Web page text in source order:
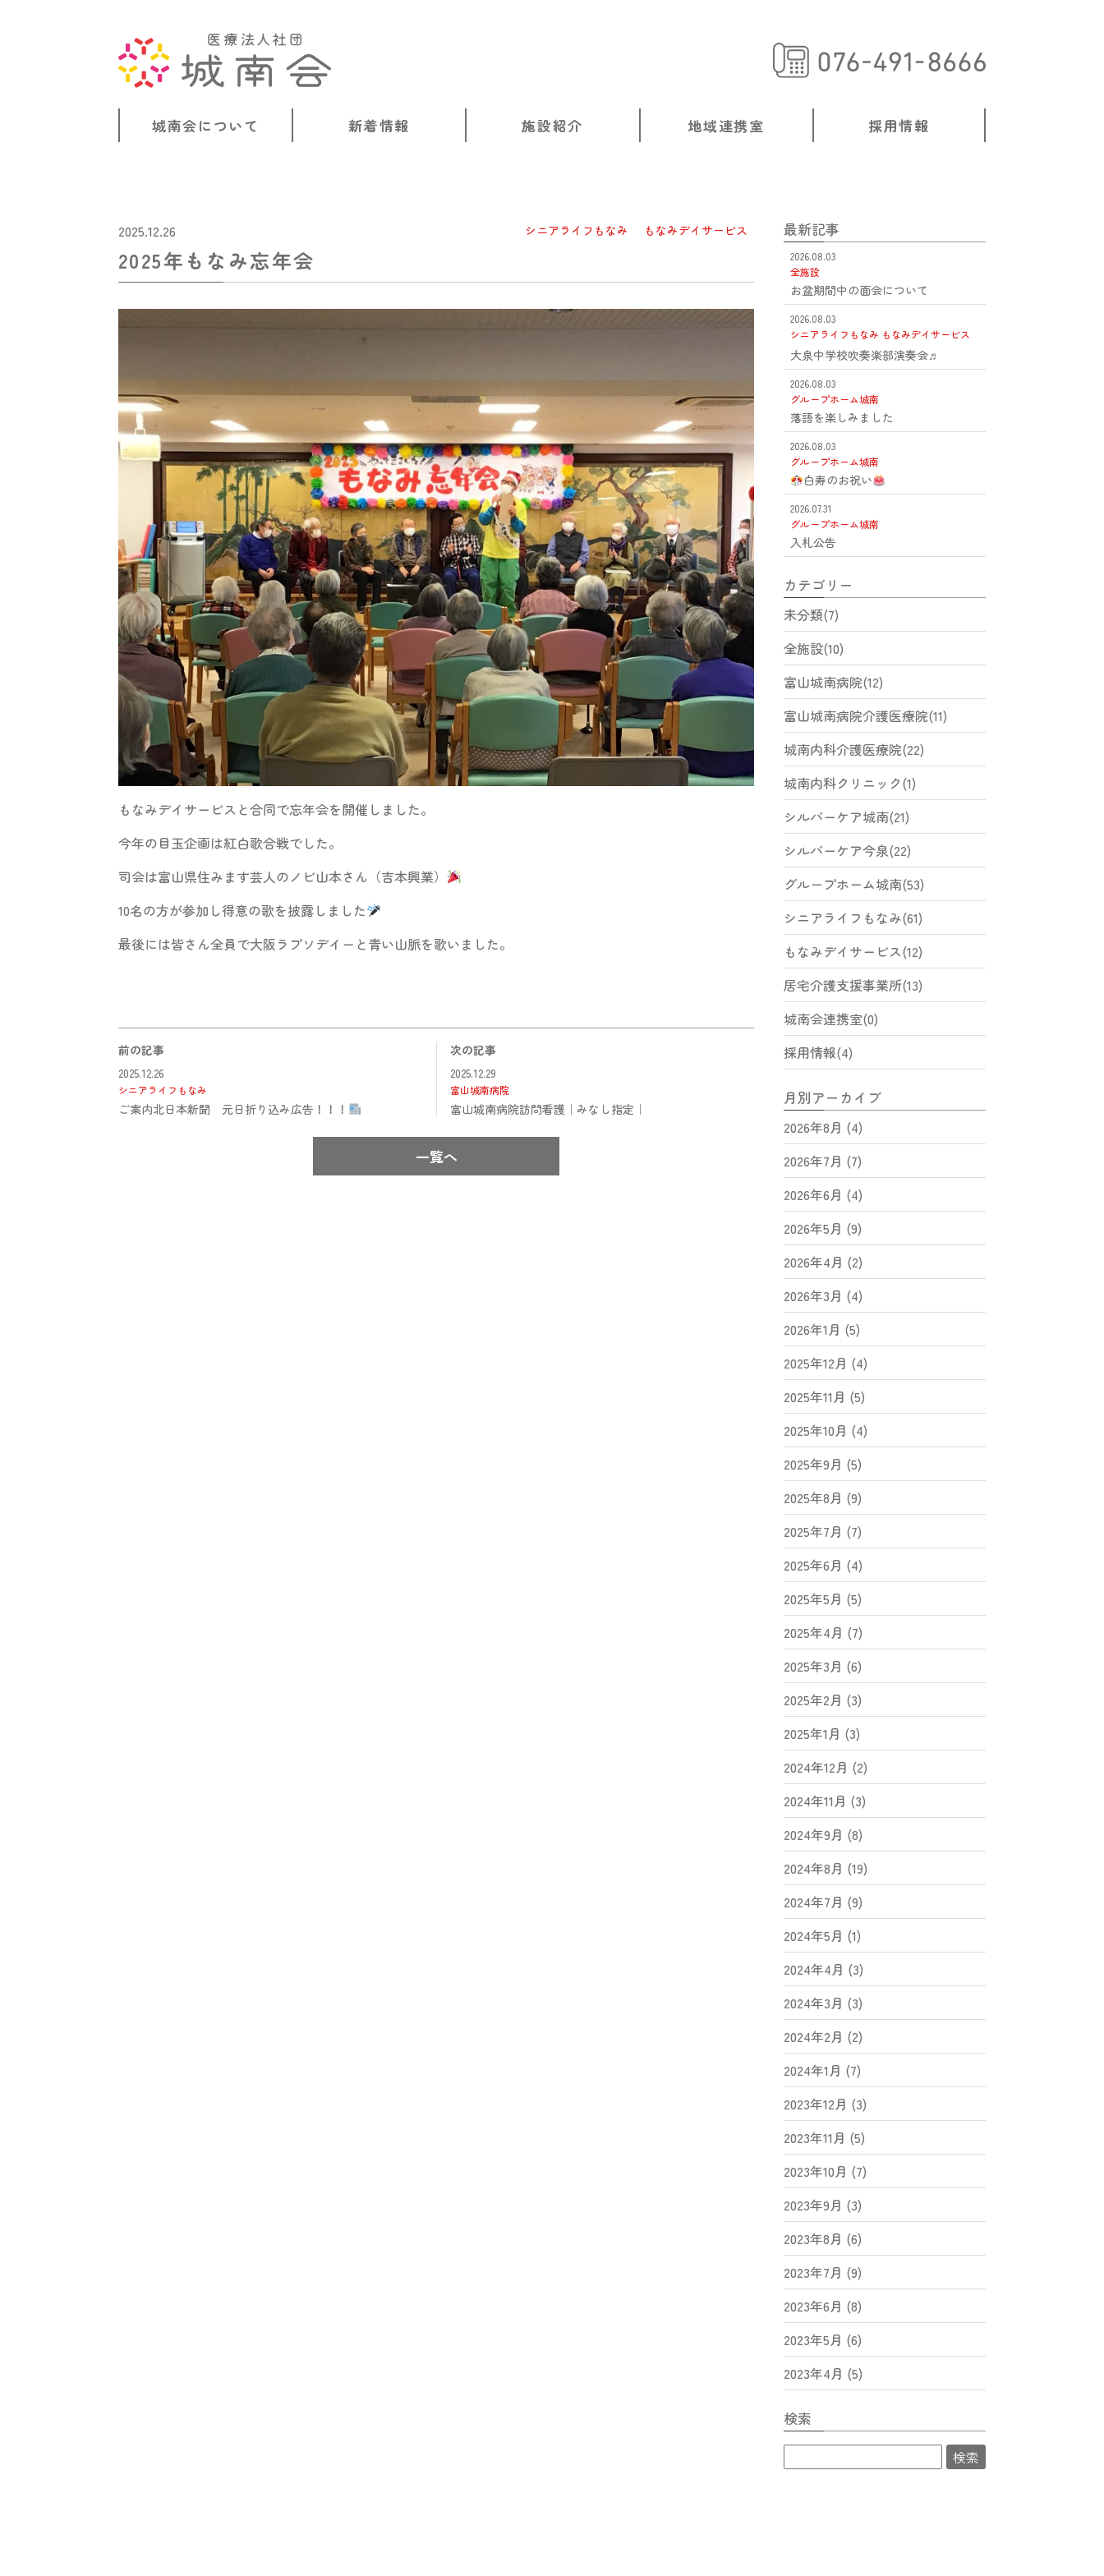
城南会について 新着情報 施設紹介 地域連携室 採用情報
2025.12.26 シニアライフもなみ もなみデイサービス
2025年もなみ忘年会
もなみデイサービスと合同で忘年会を開催しました。
今年の目玉企画は紅白歌合戦でした。
司会は富山県住みます芸人のノビ山本さん（吉本興業）
10名の方が参加し得意の歌を披露しました
最後には皆さん全員で大阪ラプソデイーと青い山脈を歌いました。
前の記事
2025.12.26
シニアライフもなみ
ご案内北日本新聞 元日折り込み広告！！！
次の記事
2025.12.29
富山城南病院
富山城南病院訪問看護｜みなし指定｜
一覧へ
最新記事
2026.08.03
全施設
お盆期間中の面会について
2026.08.03
シニアライフもなみ もなみデイサービス
大泉中学校吹奏楽部演奏会♬
2026.08.03
グループホーム城南
落語を楽しみました
2026.08.03
グループホーム城南
白寿のお祝い
2026.07.31
グループホーム城南
入札公告
カテゴリー
未分類(7)
全施設(10)
富山城南病院(12)
富山城南病院介護医療院(11)
城南内科介護医療院(22)
城南内科クリニック(1)
シルバーケア城南(21)
シルバーケア今泉(22)
グループホーム城南(53)
シニアライフもなみ(61)
もなみデイサービス(12)
居宅介護支援事業所(13)
城南会連携室(0)
採用情報(4)
月別アーカイブ
2026年8月 (4)
2026年7月 (7)
2026年6月 (4)
2026年5月 (9)
2026年4月 (2)
2026年3月 (4)
2026年1月 (5)
2025年12月 (4)
2025年11月 (5)
2025年10月 (4)
2025年9月 (5)
2025年8月 (9)
2025年7月 (7)
2025年6月 (4)
2025年5月 (5)
2025年4月 (7)
2025年3月 (6)
2025年2月 (3)
2025年1月 (3)
2024年12月 (2)
2024年11月 (3)
2024年9月 (8)
2024年8月 (19)
2024年7月 (9)
2024年5月 (1)
2024年4月 (3)
2024年3月 (3)
2024年2月 (2)
2024年1月 (7)
2023年12月 (3)
2023年11月 (5)
2023年10月 (7)
2023年9月 (3)
2023年8月 (6)
2023年7月 (9)
2023年6月 (8)
2023年5月 (6)
2023年4月 (5)
検索